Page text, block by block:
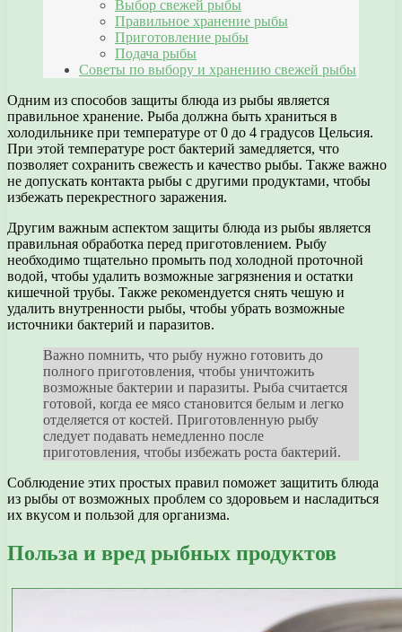
Выбор свежей рыбы
Правильное хранение рыбы
Приготовление рыбы
Подача рыбы
Советы по выбору и хранению свежей рыбы
Одним из способов защиты блюда из рыбы является
правильное хранение. Рыба должна быть храниться в
холодильнике при температуре от 0 до 4 градусов Цельсия.
При этой температуре рост бактерий замедляется, что
позволяет сохранить свежесть и качество рыбы. Также важно
не допускать контакта рыбы с другими продуктами, чтобы
избежать перекрестного заражения.
Другим важным аспектом защиты блюда из рыбы является
правильная обработка перед приготовлением. Рыбу
необходимо тщательно промыть под холодной проточной
водой, чтобы удалить возможные загрязнения и остатки
кишечной трубы. Также рекомендуется снять чешую и
удалить внутренности рыбы, чтобы убрать возможные
источники бактерий и паразитов.
Важно помнить, что рыбу нужно готовить до
полного приготовления, чтобы уничтожить
возможные бактерии и паразиты. Рыба считается
готовой, когда ее мясо становится белым и легко
отделяется от костей. Приготовленную рыбу
следует подавать немедленно после
приготовления, чтобы избежать роста бактерий.
Соблюдение этих простых правил поможет защитить блюда
из рыбы от возможных проблем со здоровьем и насладиться
их вкусом и пользой для организма.
Польза и вред рыбных продуктов